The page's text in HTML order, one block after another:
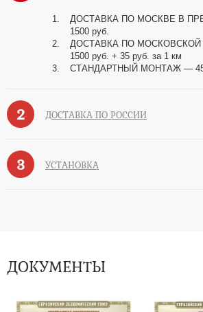
ДОСТАВКА ПО МОСКВЕ В
1500 руб.
ДОСТАВКА ПО
1500 руб. + 35 руб. за 1 км
СТАНДАРТНЫЙ МОНТАЖ —
2 ДОСТАВКА ПО РОССИИ
3 УСТАНОВКА
ДОКУМЕНТЫ